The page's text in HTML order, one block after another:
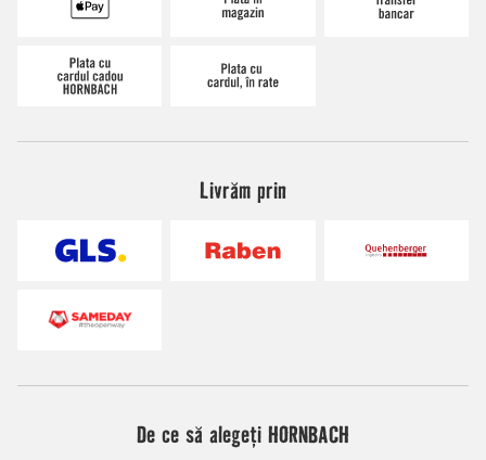
Livrăm prin
De ce să alegeți HORNBACH